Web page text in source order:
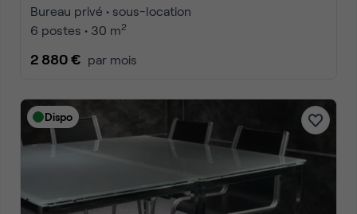
Bureau privé • sous-location
6 postes • 30 m2
2 880 € par mois
Dispo